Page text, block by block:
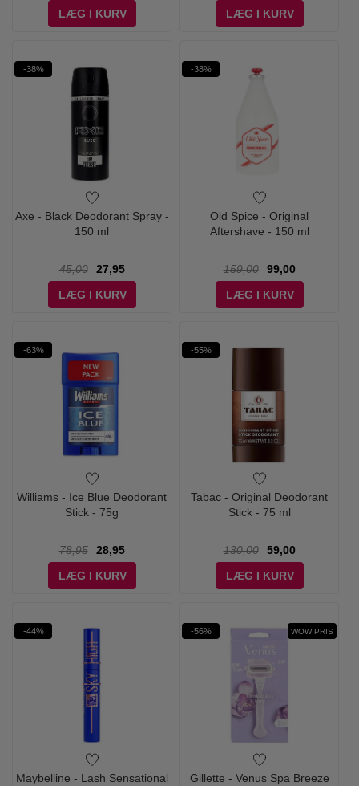
LÆG I KURV
LÆG I KURV
-38%
Axe - Black Deodorant Spray -
150 ml
45,00
27,95
LÆG I KURV
-38%
Old Spice - Original
Aftershave - 150 ml
159,00
99,00
LÆG I KURV
-63%
Williams - Ice Blue Deodorant
Stick - 75g
78,95
28,95
LÆG I KURV
-55%
Tabac - Original Deodorant
Stick - 75 ml
130,00
59,00
LÆG I KURV
-44%
Maybelline - Lash Sensational
-56% WOW PRIS
Gillette - Venus Spa Breeze